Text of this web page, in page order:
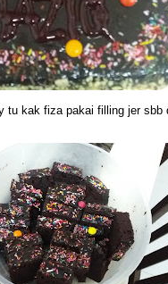
tu kak fiza pakai filling jer sbb